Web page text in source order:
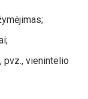
pvz., vienintelio